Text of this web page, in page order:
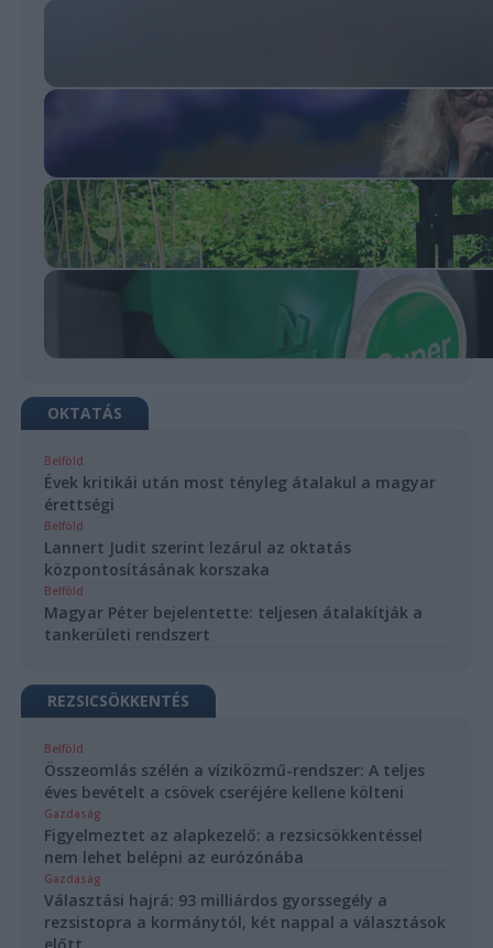
OKTATÁS
Belföld
Évek kritikái után most tényleg átalakul a magyar
érettségi
Belföld
Lannert Judit szerint lezárul az oktatás
központosításának korszaka
Belföld
Magyar Péter bejelentette: teljesen átalakítják a
tankerületi rendszert
REZSICSÖKKENTÉS
Belföld
Összeomlás szélén a víziközmű-rendszer: A teljes
éves bevételt a csövek cseréjére kellene költeni
Gazdaság
Figyelmeztet az alapkezelő: a rezsicsökkentéssel
nem lehet belépni az eurózónába
Gazdaság
Választási hajrá: 93 milliárdos gyorssegély a
rezsistopra a kormánytól, két nappal a választások